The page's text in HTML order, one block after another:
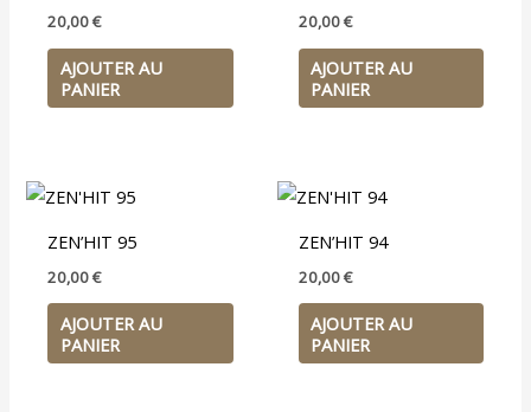
20,00€
AJOUTER AU
PANIER
20,00€
AJOUTER AU
PANIER
ZEN’HIT 95
20,00€
AJOUTER AU
PANIER
ZEN’HIT 94
20,00€
AJOUTER AU
PANIER